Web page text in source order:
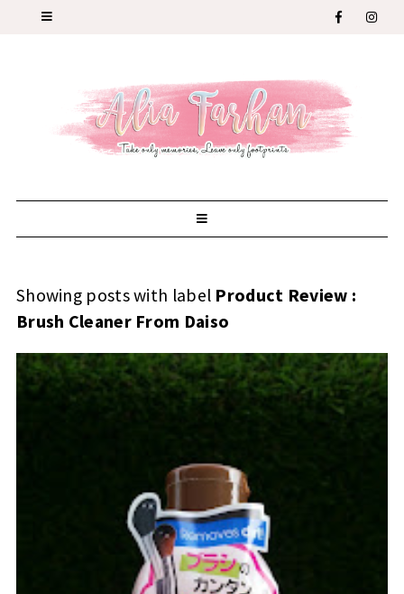
Showing posts with label Product Review :
Brush Cleaner From Daiso